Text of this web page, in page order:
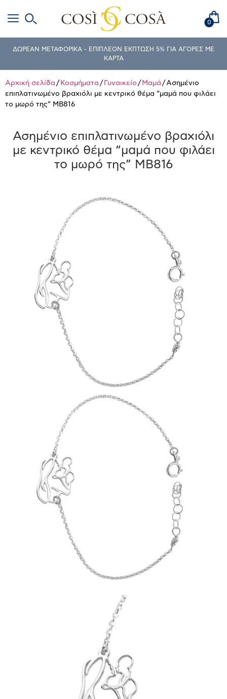
0
ΔΩΡΕΑΝ ΜΕΤΑΦΟΡΙΚΑ - ΕΠΙΠΛΕΟΝ ΕΚΠΤΩΣΗ 5% ΓΙΑ ΑΓΟΡΕΣ ΜΕ
ΚΑΡΤΑ
Αρχική σελίδα / Κοσμήματα / Γυναικείο / Μαμά / Ασημένιο
επιπλατινωμένο βραχιόλι με κεντρικό θέμα “μαμά που φιλάει
το μωρό της” MB816
Ασημένιο επιπλατινωμένο βραχιόλι
με κεντρικό θέμα “μαμά που φιλάει
το μωρό της” MB816